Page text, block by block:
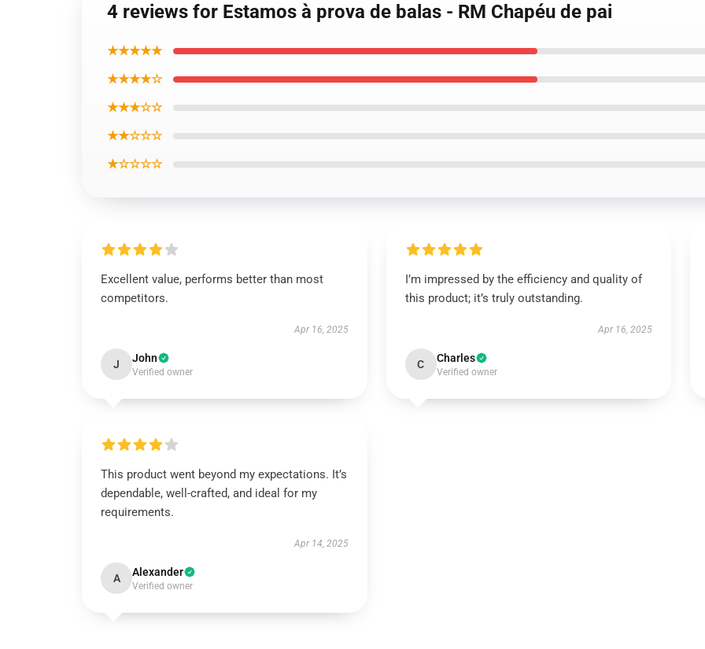
4 reviews for Estamos à prova de balas - RM Chapéu de pai
★★★★★
★★★★☆
★★★☆☆
★★☆☆☆
★☆☆☆☆
Excellent value, performs better than most
competitors.
Apr 16, 2025
J John
Verified owner
I’m impressed by the efficiency and quality of
this product; it’s truly outstanding.
Apr 16, 2025
C Charles
Verified owner
This product went beyond my expectations. It’s
dependable, well-crafted, and ideal for my
requirements.
Apr 14, 2025
A Alexander
Verified owner